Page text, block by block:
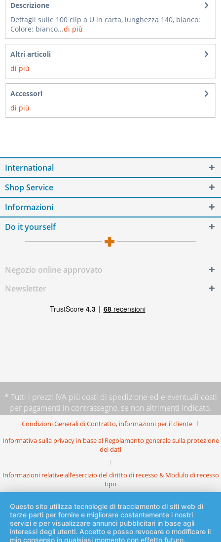
Descrizione
Dettagli sulle 100 clip a U in carta, lunghezza 140, bianco:
Colore: bianco...di più
Altri articoli
di più
Accessori
di più
International
Shop Service
Informazioni
Do it yourself
Negozio online approvato
Newsletter
* Tutti i prezzi IVA più costi di spedizione ed e eventuali costi
per pagamenti in contrassegno, se non altrimenti indicato.
Condizioni Generali di Contratto, informazioni per il cliente
Informativa sulla privacy in base al Regolamento generale sulla protezione
dei dati
Informazioni relative all’esercizio del diritto di recesso & Modulo di recesso
tipo
Questo sito utilizza tecnologie di tracciamento di siti web di
terze parti per fornire e migliorare costantemente i nostri
servizi e per visualizzare annunci pubblicitari in base agli
interessi degli utenti. Accetto e posso revocare o modificare il
mio consenso in qualsiasi momento con effetto futuro.